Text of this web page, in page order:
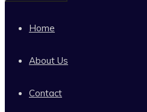
Home
About Us
Contact